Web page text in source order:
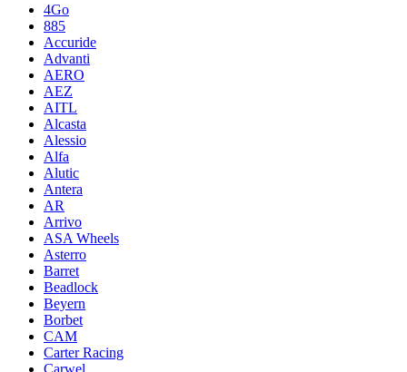
4Go
885
Accuride
Advanti
AERO
AEZ
AITL
Alcasta
Alessio
Alfa
Alutic
Antera
AR
Arrivo
ASA Wheels
Asterro
Barret
Beadlock
Beyern
Borbet
CAM
Carter Racing
Carwel